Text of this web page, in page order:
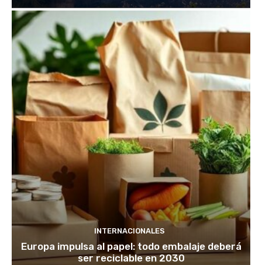
INTERNACIONALES
Europa impulsa al papel: todo embalaje deberá
ser reciclable en 2030